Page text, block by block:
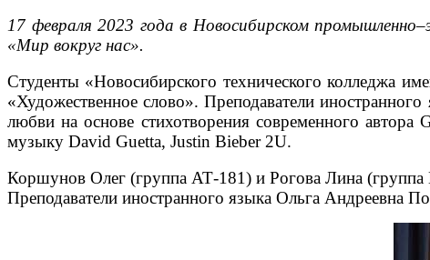
17 февраля 2023 года в Новосибирском
«Мир вокруг нас».
Студенты «Новосибирского технического
«Художественное слово». Преподаватели
любви на основе стихотворения современного
музыку David Guetta, Justin Bieber 2U.
Коршунов Олег (группа АТ-181) и Рогова Лина (группа
Преподаватели иностранного языка Ольга Андреевна